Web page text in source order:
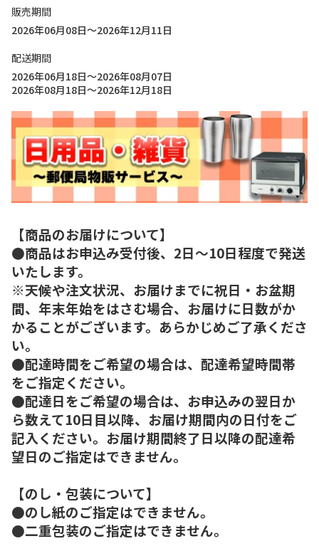
販売期間
2026年06月08日～2026年12月11日
配送期間
2026年06月18日～2026年08月07日
2026年08月18日～2026年12月18日
【商品のお届けについて】
●商品はお申込み受付後、2日～10日程度で発送
いたします。
※天候や注文状況、お届けまでに祝日・お盆期
間、年末年始をはさむ場合、お届けに日数がか
かることがございます。あらかじめご了承くださ
い。
●配達時間をご希望の場合は、配達希望時間帯
をご指定ください。
●配達日をご希望の場合は、お申込みの翌日か
ら数えて10日目以降、お届け期間内の日付をご
記入ください。お届け期間終了日以降の配達希
望日のご指定はできません。
【のし・包装について】
●のし紙のご指定はできません。
●二重包装のご指定はできません。